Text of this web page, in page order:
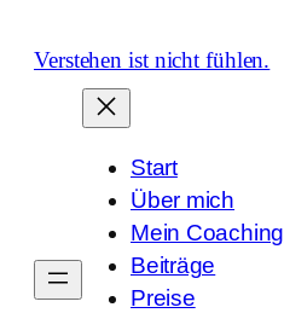
Inhalt
springen
Verstehen ist nicht fühlen.
Start
Über mich
Mein Coaching
Beiträge
Preise